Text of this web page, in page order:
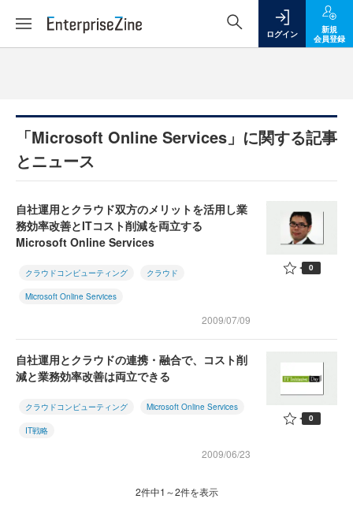
ログイン
新規
会員登録
「Microsoft Online Services」に関する記事
とニュース
自社運用とクラウド双方のメリットを活用し業
務効率改善とITコスト削減を両立する
Microsoft Online Services
クラウドコンピューティング クラウド
Microsoft Online Services
2009/07/09
0
自社運用とクラウドの連携・融合で、コスト削
減と業務効率改善は両立できる
クラウドコンピューティング Microsoft Online Services
IT戦略
2009/06/23
0
2件中1～2件を表示